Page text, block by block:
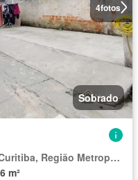
4fotos
Sobrado
Região Geográfica Imediata de Curitiba, Região Metropolitana de Curitiba
m²